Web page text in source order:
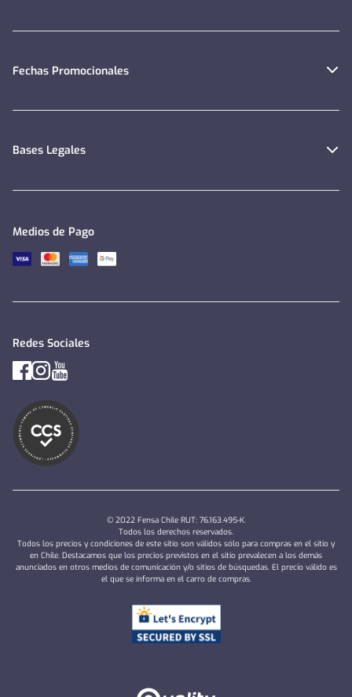
Fechas Promocionales
Bases Legales
Medios de Pago
Redes Sociales
© 2022 Fensa Chile RUT: 76.163.495-K.
Todos los derechos reservados.
Todos los precios y condiciones de este sitio son válidos sólo para compras en el sitio y
en Chile. Destacamos que los precios previstos en el sitio prevalecen a los demás
anunciados en otros medios de comunicación y/o sitios de búsquedas. El precio válido es
el que se informa en el carro de compras.